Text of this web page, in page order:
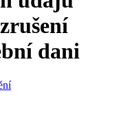
dani